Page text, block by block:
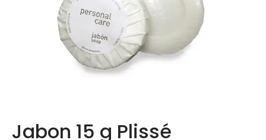
Jabon 15 g Plissé